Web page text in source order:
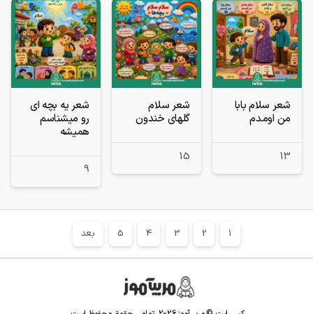
شعر سلام بابا
من اومدم
13
شعر سلام
گلهای خندون
15
شعر یه بچه ای
رو میشناسم
همیشه
9
1
2
3
4
5 بعد